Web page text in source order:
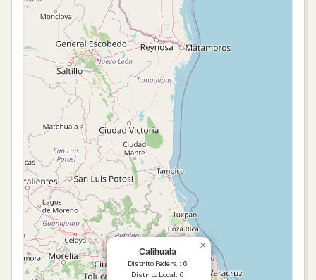
Calihuala
Distrito Federal: 6
Distrito Local: 6
×